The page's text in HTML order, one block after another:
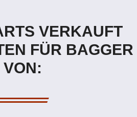
VERKAUFT
FÜR BAGGER
VON: